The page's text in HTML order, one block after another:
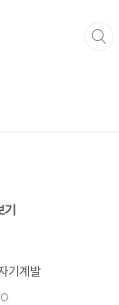
기계발